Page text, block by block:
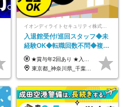
入退館受付/巡回スタッフ◆未
経験OK◆転職回数不問◆複数
勤務地で募集中◆ブランクあ
りOK◆室内業務がメイン
★賞与年2回あり ★入社祝い金3万円支給 ★出産祝い金や育児支援金などの手当も充実！ ≪給与モデル≫ 【東京】基本給27万2780円/月給＋時間外手当（25h） 【愛知】基本給25万4990円/月給＋時間外手当（25h） 【大阪】基本給25万4990円/月給＋時間外手当（25h） 【福岡】基本給23万7200円/月給＋時間外手当（25h） -------------- ▽各地の給与は下記をご確認ください！ ■北海道 月給20万円～ ■東北 月給20万円～ ■北関東 埼玉／月給22万5000円～ 茨城・群馬・新潟／月給20万円～ ■南関東 東京・神奈川／月給23万円～ 千葉／月給22万5000円～ 山梨／月給20万円～ ■中部 愛知／月給21万5000円～ 長野・岐阜・三重／月給20万円～ ■関西 大阪／月給21万5000円～ 京都・兵庫／月給21万円～ 滋賀・奈良／月給20万円～ ■中四国 岡山・山口・四国・広島／月給20万円～ ■九州 福岡・鹿児島・長崎／月給20万円～
東京都_神奈川県_千葉県_北海道_福島県_長野県_岐阜県_三重県_京都府_福岡県